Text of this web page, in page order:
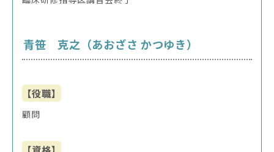
青笹 克之（あおざさ かつゆき）
【役職】
顧問